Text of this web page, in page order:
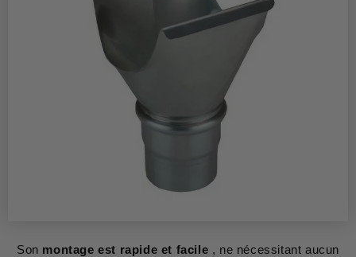
Son montage est rapide et facile , ne nécessitant aucun